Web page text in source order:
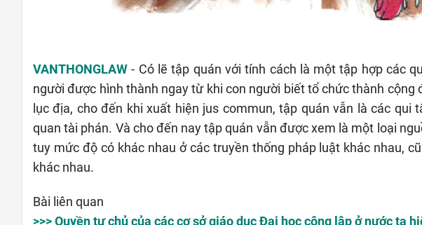
VANTHONGLAW - Có lẽ tập quán với tính cách là một tập hợp các
người được hình thành ngay từ khi con người biết tổ chức thành cộng
lục địa, cho đến khi xuất hiện jus commun, tập quán vẫn là các qui
quan tài phán. Và cho đến nay tập quán vẫn được xem là một loại
tuy mức độ có khác nhau ở các truyền thống pháp luật khác nhau,
khác nhau.
Bài liên quan
>>> Quyền tự chủ của các cơ sở giáo dục Đại học công lập ở nước ta